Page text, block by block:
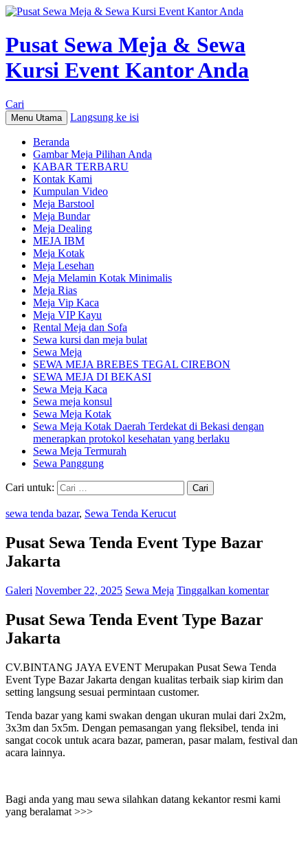
Pusat Sewa Meja & Sewa
Kursi Event Kantor Anda
Cari
Menu Utama Langsung ke isi
Beranda
Gambar Meja Pilihan Anda
KABAR TERBARU
Kontak Kami
Kumpulan Video
Meja Barstool
Meja Bundar
Meja Dealing
MEJA IBM
Meja Kotak
Meja Lesehan
Meja Melamin Kotak Minimalis
Meja Rias
Meja Vip Kaca
Meja VIP Kayu
Rental Meja dan Sofa
Sewa kursi dan meja bulat
Sewa Meja
SEWA MEJA BREBES TEGAL CIREBON
SEWA MEJA DI BEKASI
Sewa Meja Kaca
Sewa meja konsul
Sewa Meja Kotak
Sewa Meja Kotak Daerah Terdekat di Bekasi dengan
menerapkan protokol kesehatan yang berlaku
Sewa Meja Termurah
Sewa Panggung
Cari untuk:
sewa tenda bazar, Sewa Tenda Kerucut
Pusat Sewa Tenda Event Type Bazar
Jakarta
Galeri November 22, 2025 Sewa Meja Tinggalkan komentar
Pusat Sewa Tenda Event Type Bazar
Jakarta
CV.BINTANG JAYA EVENT Merupakan Pusat Sewa Tenda
Event Type Bazar Jakarta dengan kualitas terbaik siap kirim dan
setting langsung sesuai permintaan customer.
Tenda bazar yang kami swakan dengan ukuran mulai dari 2x2m,
3x3m dan 5x5m. Dengan pemasangan yang fleksibel, tenda ini
sangat cocok untuk acara bazar, pameran, pasar malam, festival dan
acara lainnya.
Bagi anda yang mau sewa silahkan datang kekantor resmi kami
yang beralamat >>>